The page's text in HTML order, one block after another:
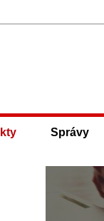
Správy